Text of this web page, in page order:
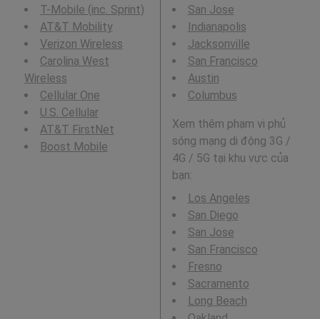
T-Mobile (inc. Sprint)
AT&T Mobility
Verizon Wireless
Carolina West
Wireless
Cellular One
U.S. Cellular
AT&T FirstNet
Boost Mobile
San Jose
Indianapolis
Jacksonville
San Francisco
Austin
Columbus
Xem thêm phạm vi phủ
sóng mạng di động 3G /
4G / 5G tại khu vực của
bạn:
Los Angeles
San Diego
San Jose
San Francisco
Fresno
Sacramento
Long Beach